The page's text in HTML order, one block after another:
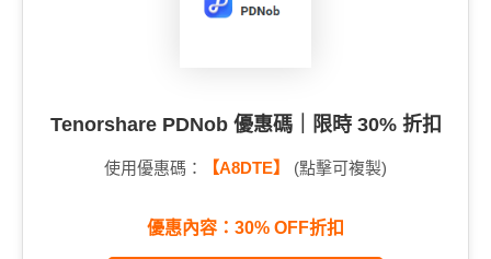
Tenorshare PDNob 優惠碼｜限時 30% 折扣
使用優惠碼： 【A8DTE】 (點擊可複製)
優惠內容：30% OFF折扣